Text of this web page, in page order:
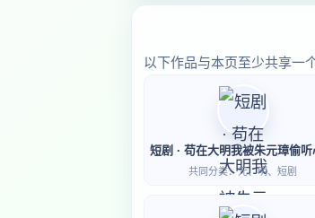
以下作品与本页至少共享一
短剧 · 苟在大明我被朱元璋偷听
共同分类：元、明、短剧